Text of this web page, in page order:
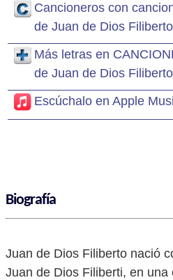
Cancioneros con
de Juan de Dios Filiberto
Más letras en
de Juan de Dios Filiberto
Escúchalo en Apple
Biografía
Juan de Dios Filiberto nació
Juan de Dios Filiberti, en